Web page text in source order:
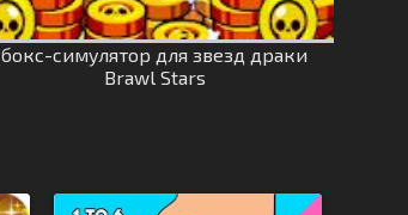
бокс-симулятор для звезд драки
Brawl Stars